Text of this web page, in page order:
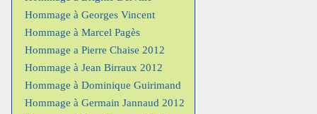
Hommage à Georges Vincent
Hommage à Marcel Pagès
Hommage a Pierre Chaise 2012
Hommage à Jean Birraux 2012
Hommage à Dominique Guirimand
Hommage à Germain Jannaud 2012